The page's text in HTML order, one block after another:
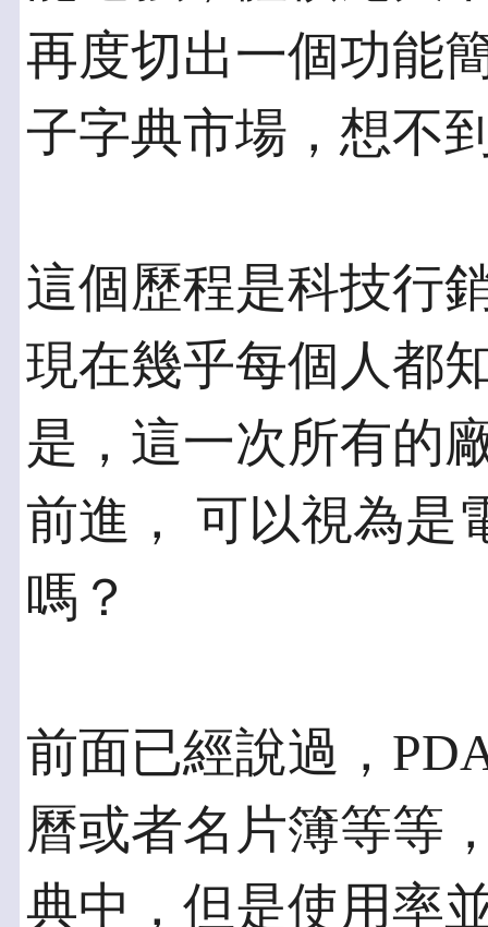
再度切出一個功能
子字典市場，想不
這個歷程是科技行
現在幾乎每個人都
是，這一次所有的
前進， 可以視為是
嗎？
前面已經說過，
曆或者名片簿等等
典中，但是使用率